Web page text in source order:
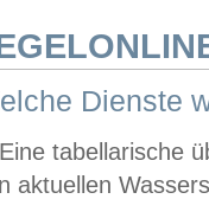
Dienste
tabellarische
aktuellen